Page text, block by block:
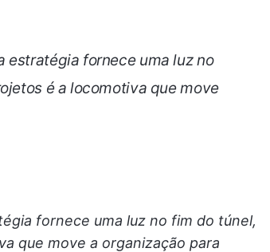
estratégia fornece uma luz no
é a locomotiva que move
fornece uma luz no fim do túnel,
que move a organização para